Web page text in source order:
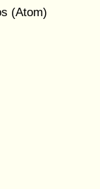
(Atom)